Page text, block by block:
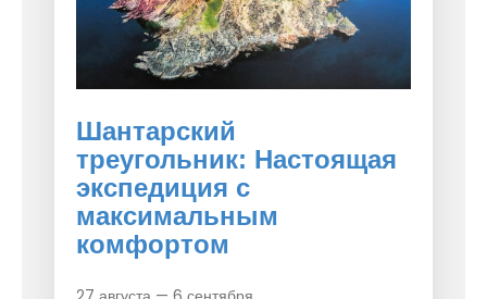
Шантарский
треугольник: Настоящая
экспедиция с
максимальным
комфортом